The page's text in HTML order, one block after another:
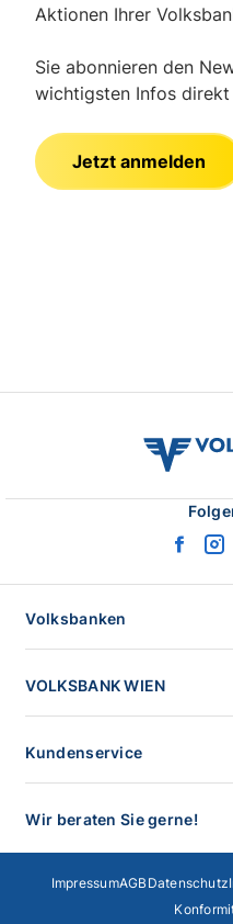
Aktionen Ihrer
Sie abonnieren den
wichtigsten Infos
Jetzt anmelden
Volksbanken
VOLKSBANK WIEN
Kundenservice
Wir beraten Sie gerne!
ImpressumAGB Datenschutz